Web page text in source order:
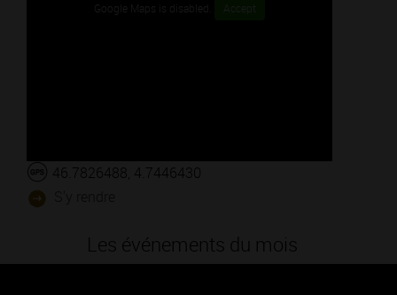
Google Maps is disabled. Accept
46.7826488, 4.7446430
Les événements du mois